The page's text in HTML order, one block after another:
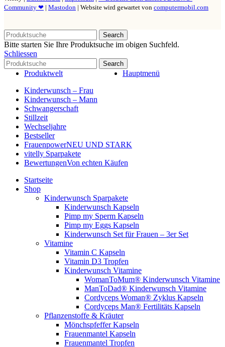
Community ❤ | Mastodon | Website wird gewartet von computermobil.com
Search
Bitte starten Sie Ihre Produktsuche im obigen Suchfeld.
Schliessen
Search
Hauptmenü
Produktwelt
Kinderwunsch – Frau
Kinderwunsch – Mann
Schwangerschaft
Stillzeit
Wechseljahre
Bestseller
FrauenpowerNEU UND STARK
vitelly Sparpakete
BewertungenVon echten Käufen
Startseite
Shop
Kinderwunsch Sparpakete
Kinderwunsch Kapseln
Pimp my Sperm Kapseln
Pimp my Eggs Kapseln
Kinderwunsch Set für Frauen – 3er Set
Vitamine
Vitamin C Kapseln
Vitamin D3 Tropfen
Kinderwunsch Vitamine
WomanToMum® Kinderwunsch Vitamine
ManToDad® Kinderwunsch Vitamine
Cordyceps Woman® Zyklus Kapseln
Cordyceps Man® Fertilitäts Kapseln
Pflanzenstoffe & Kräuter
Mönchspfeffer Kapseln
Frauenmantel Kapseln
Frauenmantel Tropfen